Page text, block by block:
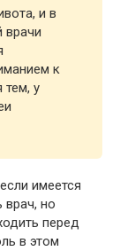
и в
врачи
к
тем, у
имеется
врач, но
перед
в этом